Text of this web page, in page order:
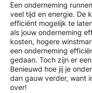
Een onderneming
veel tijd en energie. De
efficiënt mogelijk te
als jouw onderneming
kosten, hogere
een onderneming
gedaan. Toch zijn er
Benieuwd hoe jij je
dan gauw verder, want
over!